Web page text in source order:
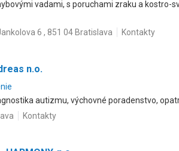
vadami, s poruchami zraku a
6 , 851 04 Bratislava Kontakty
n.o.
autizmu, výchovné poradenstvo,
Kontakty